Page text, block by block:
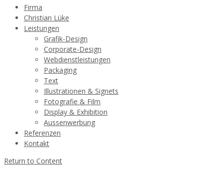
Firma
Christian Lüke
Leistungen
Grafik-Design
Corporate-Design
Webdienstleistungen
Packaging
Text
Illustrationen & Signets
Fotografie & Film
Display & Exhibition
Aussenwerbung
Referenzen
Kontakt
Return to Content